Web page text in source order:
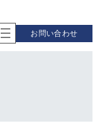
お問い合わせ